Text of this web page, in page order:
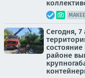
Сегодня, 7
районе